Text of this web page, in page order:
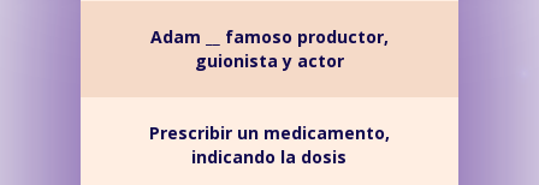
Adam __ famoso productor,
guionista y actor
Prescribir un medicamento,
indicando la dosis